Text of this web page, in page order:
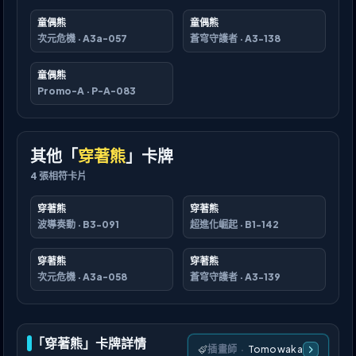
童偶熊
次元危機 · A3a-057
童偶熊
蒼穹守護者 · A3-138
童偶熊
Promo-A · P-A-083
其他「穿著熊 」卡牌
4 張相符卡片
穿著熊
波導奏動 · B3-091
穿著熊
超進化崛起 · B1-142
穿著熊
次元危機 · A3a-058
穿著熊
蒼穹守護者 · A3-139
「穿著熊」卡牌詳情 插畫師 · Tomowaka